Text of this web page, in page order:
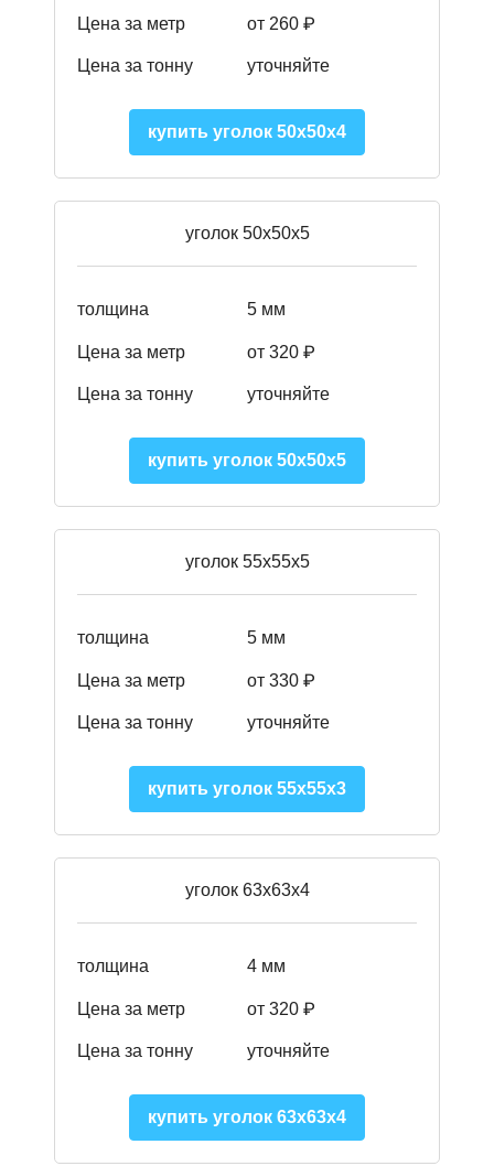
Цена за метр от 260 ₽
Цена за тонну уточняйте
купить уголок 50х50х4
уголок 50х50х5
толщина 5 мм
Цена за метр от 320 ₽
Цена за тонну уточняйте
купить уголок 50х50х5
уголок 55х55х5
толщина 5 мм
Цена за метр от 330 ₽
Цена за тонну уточняйте
купить уголок 55х55х3
уголок 63х63х4
толщина 4 мм
Цена за метр от 320 ₽
Цена за тонну уточняйте
купить уголок 63х63х4